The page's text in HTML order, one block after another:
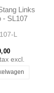
Links
- SL107
L
tax excl.